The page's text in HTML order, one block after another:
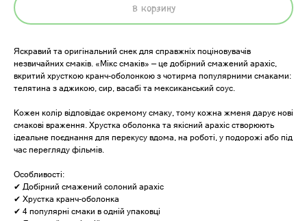
В корзину
Яскравий та оригінальний снек для справжніх поціновувачів
незвичайних смаків. «Мікс смаків» — це добірний смажений арахіс,
вкритий хрусткою кранч-оболонкою з чотирма популярними смаками:
телятина з аджикою, сир, васабі та мексиканський соус.
Кожен колір відповідає окремому смаку, тому кожна жменя дарує нові
смакові враження. Хрустка оболонка та якісний арахіс створюють
ідеальне поєднання для перекусу вдома, на роботі, у подорожі або під
час перегляду фільмів.
Особливості:
✔ Добірний смажений солоний арахіс
✔ Хрустка кранч-оболонка
✔ 4 популярні смаки в одній упаковці